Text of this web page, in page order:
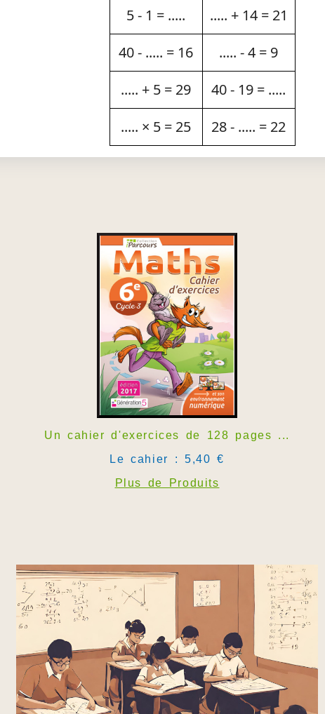
5 - 1 = .....
..... + 14 = 21
40 - ..... = 16
..... - 4 = 9
..... + 5 = 29
40 - 19 = .....
..... × 5 = 25
28 - ..... = 22
Un cahier d'exercices de 128 pages ...
Le cahier : 5,40 €
Plus de Produits